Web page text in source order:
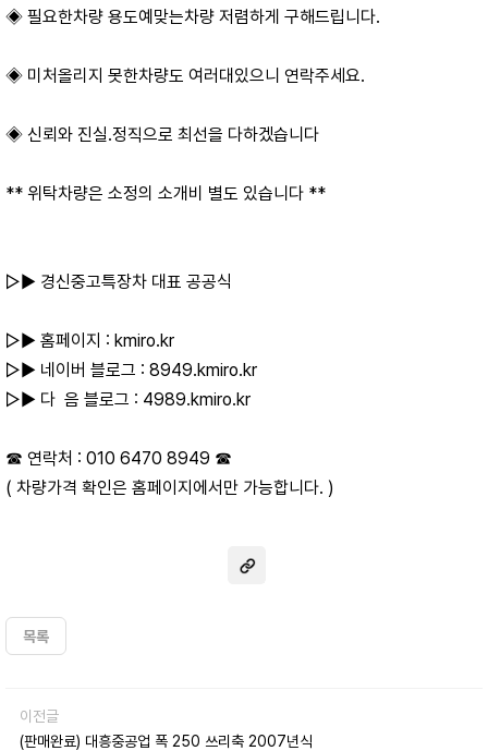
◈ 필요한차량 용도예맞는차량 저렴하게 구해드립니다.
◈ 미처올리지 못한차량도 여러대있으니 연락주세요.
◈ 신뢰와 진실.정직으로 최선을 다하겠습니다
** 위탁차량은 소정의 소개비 별도 있습니다 **
▷▶ 경신중고특장차 대표 공공식
▷▶ 홈페이지 : kmiro.kr
▷▶ 네이버 블로그 : 8949.kmiro.kr
▷▶ 다 음 블로그 : 4989.kmiro.kr
☎ 연락처 : 010 6470 8949 ☎
( 차량가격 확인은 홈페이지에서만 가능합니다. )
목록
이전글
(판매완료) 대흥중공업 폭 250 쓰리축 2007년식